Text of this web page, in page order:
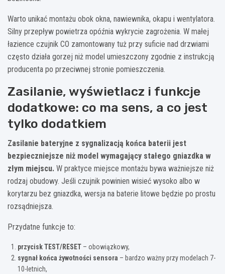
Warto unikać montażu obok okna, nawiewnika, okapu i wentylatora.
Silny przepływ powietrza opóźnia wykrycie zagrożenia. W małej
łazience czujnik CO zamontowany tuż przy suficie nad drzwiami
często działa gorzej niż model umieszczony zgodnie z instrukcją
producenta po przeciwnej stronie pomieszczenia.
Zasilanie, wyświetlacz i funkcje
dodatkowe: co ma sens, a co jest
tylko dodatkiem
Zasilanie bateryjne z sygnalizacją końca baterii jest
bezpieczniejsze niż model wymagający stałego gniazdka w
złym miejscu. W praktyce miejsce montażu bywa ważniejsze niż
rodzaj obudowy. Jeśli czujnik powinien wisieć wysoko albo w
korytarzu bez gniazdka, wersja na baterie litowe będzie po prostu
rozsądniejsza.
Przydatne funkcje to:
przycisk TEST/RESET – obowiązkowy,
sygnał końca żywotności sensora – bardzo ważny przy modelach 7-
10-letnich,